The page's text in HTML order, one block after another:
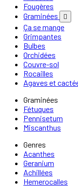
Fougères
Graminées

Ça se mange
Grimpantes
Bulbes
Orchidées
Couvre-sol
Rocailles
Agaves et
Graminées
Fétuques
Pennisetum
Miscanthus
Genres
Acanthes
Geranium
Achillées
Hemerocalles